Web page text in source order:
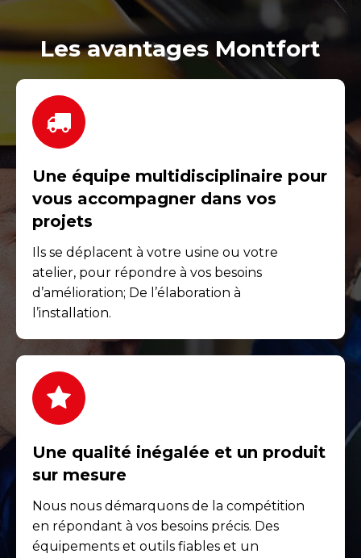
Les avantages Montfort
Une équipe multidisciplinaire pour
vous accompagner dans vos
projets
Ils se déplacent à votre usine ou votre
atelier, pour répondre à vos besoins
d’amélioration; De l’élaboration à
l’installation.
Une qualité inégalée et un produit
sur mesure
Nous nous démarquons de la compétition
en répondant à vos besoins précis. Des
équipements et outils fiables et un